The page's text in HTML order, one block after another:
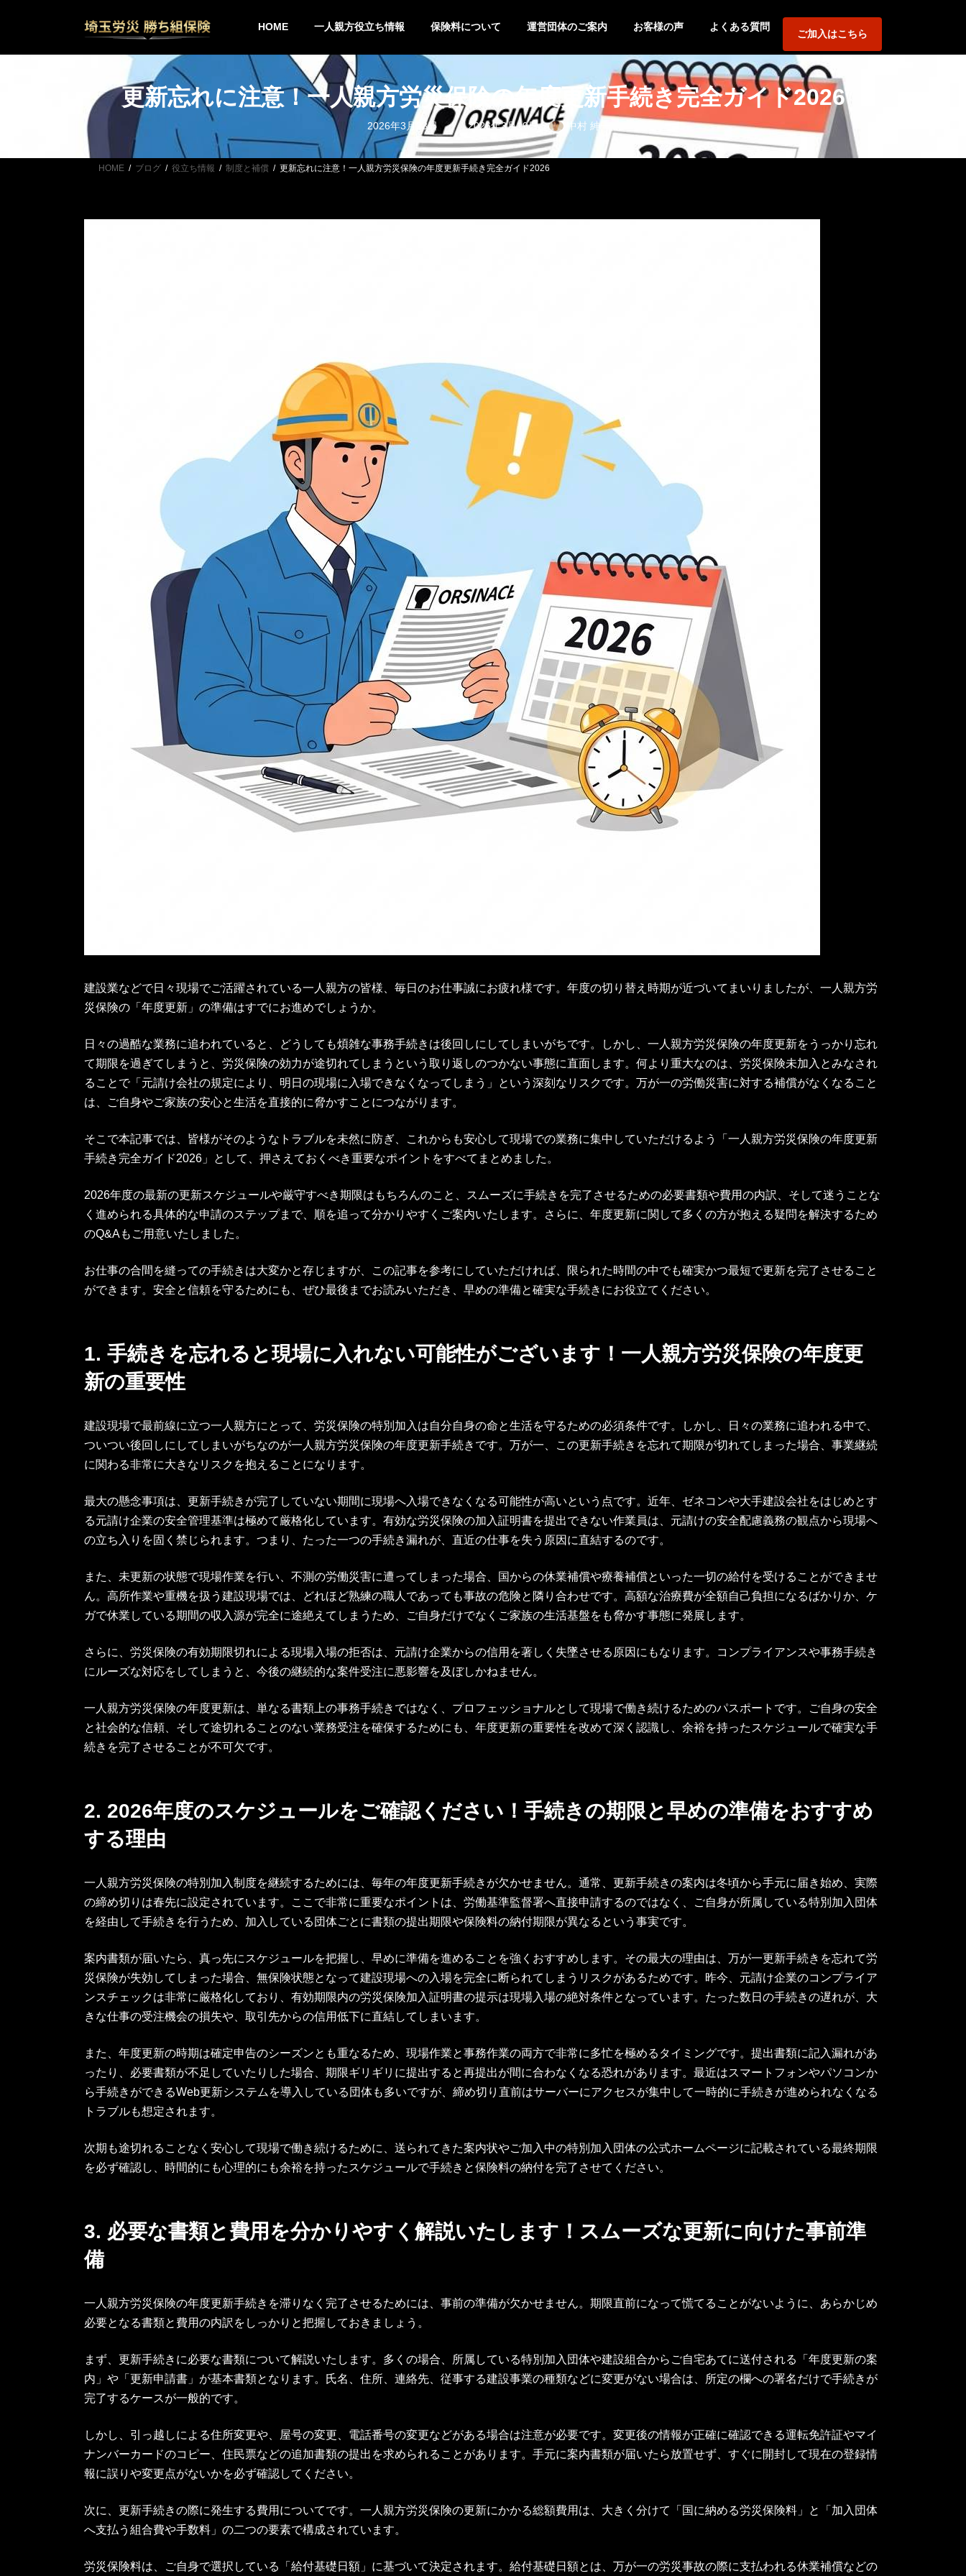
HOME 一人親方役立ち情報 保険料について 運営団体のご案内 お客様の声 よくある質問
ご加入はこちら
更新忘れに注意！一人親方労災保険の年度更新手続き完全ガイド2026
2026年3月23日
最
更
新
日
時
2026年3月19日 中村 紳一
HOME ブログ 役立ち情報 制度と補償 更新忘れに注意！一人親方労災保険の年度更新手続き完全ガイド2026
建設業などで日々現場でご活躍されている一人親方の皆様、毎日のお仕事誠にお疲れ様です。年度の切り替え時期が近づいてまいりましたが、一人親方労
災保険の「年度更新」の準備はすでにお進めでしょうか。
日々の過酷な業務に追われていると、どうしても煩雑な事務手続きは後回しにしてしまいがちです。しかし、一人親方労災保険の年度更新をうっかり忘れ
て期限を過ぎてしまうと、労災保険の効力が途切れてしまうという取り返しのつかない事態に直面します。何より重大なのは、労災保険未加入とみなされ
ることで「元請け会社の規定により、明日の現場に入場できなくなってしまう」という深刻なリスクです。万が一の労働災害に対する補償がなくなること
は、ご自身やご家族の安心と生活を直接的に脅かすことにつながります。
そこで本記事では、皆様がそのようなトラブルを未然に防ぎ、これからも安心して現場での業務に集中していただけるよう「一人親方労災保険の年度更新
手続き完全ガイド2026」として、押さえておくべき重要なポイントをすべてまとめました。
2026年度の最新の更新スケジュールや厳守すべき期限はもちろんのこと、スムーズに手続きを完了させるための必要書類や費用の内訳、そして迷うことな
く進められる具体的な申請のステップまで、順を追って分かりやすくご案内いたします。さらに、年度更新に関して多くの方が抱える疑問を解決するため
のQ&Aもご用意いたしました。
お仕事の合間を縫っての手続きは大変かと存じますが、この記事を参考にしていただければ、限られた時間の中でも確実かつ最短で更新を完了させること
ができます。安全と信頼を守るためにも、ぜひ最後までお読みいただき、早めの準備と確実な手続きにお役立てください。
1. 手続きを忘れると現場に入れない可能性がございます！一人親方労災保険の年度更
新の重要性
建設現場で最前線に立つ一人親方にとって、労災保険の特別加入は自分自身の命と生活を守るための必須条件です。しかし、日々の業務に追われる中で、
ついつい後回しにしてしまいがちなのが一人親方労災保険の年度更新手続きです。万が一、この更新手続きを忘れて期限が切れてしまった場合、事業継続
に関わる非常に大きなリスクを抱えることになります。
最大の懸念事項は、更新手続きが完了していない期間に現場へ入場できなくなる可能性が高いという点です。近年、ゼネコンや大手建設会社をはじめとす
る元請け企業の安全管理基準は極めて厳格化しています。有効な労災保険の加入証明書を提出できない作業員は、元請けの安全配慮義務の観点から現場へ
の立ち入りを固く禁じられます。つまり、たった一つの手続き漏れが、直近の仕事を失う原因に直結するのです。
また、未更新の状態で現場作業を行い、不測の労働災害に遭ってしまった場合、国からの休業補償や療養補償といった一切の給付を受けることができませ
ん。高所作業や重機を扱う建設現場では、どれほど熟練の職人であっても事故の危険と隣り合わせです。高額な治療費が全額自己負担になるばかりか、ケ
ガで休業している期間の収入源が完全に途絶えてしまうため、ご自身だけでなくご家族の生活基盤をも脅かす事態に発展します。
さらに、労災保険の有効期限切れによる現場入場の拒否は、元請け企業からの信用を著しく失墜させる原因にもなります。コンプライアンスや事務手続き
にルーズな対応をしてしまうと、今後の継続的な案件受注に悪影響を及ぼしかねません。
一人親方労災保険の年度更新は、単なる書類上の事務手続きではなく、プロフェッショナルとして現場で働き続けるためのパスポートです。ご自身の安全
と社会的な信頼、そして途切れることのない業務受注を確保するためにも、年度更新の重要性を改めて深く認識し、余裕を持ったスケジュールで確実な手
続きを完了させることが不可欠です。
2. 2026年度のスケジュールをご確認ください！手続きの期限と早めの準備をおすすめ
する理由
一人親方労災保険の特別加入制度を継続するためには、毎年の年度更新手続きが欠かせません。通常、更新手続きの案内は冬頃から手元に届き始め、実際
の締め切りは春先に設定されています。ここで非常に重要なポイントは、労働基準監督署へ直接申請するのではなく、ご自身が所属している特別加入団体
を経由して手続きを行うため、加入している団体ごとに書類の提出期限や保険料の納付期限が異なるという事実です。
案内書類が届いたら、真っ先にスケジュールを把握し、早めに準備を進めることを強くおすすめします。その最大の理由は、万が一更新手続きを忘れて労
災保険が失効してしまった場合、無保険状態となって建設現場への入場を完全に断られてしまうリスクがあるためです。昨今、元請け企業のコンプライア
ンスチェックは非常に厳格化しており、有効期限内の労災保険加入証明書の提示は現場入場の絶対条件となっています。たった数日の手続きの遅れが、大
きな仕事の受注機会の損失や、取引先からの信用低下に直結してしまいます。
また、年度更新の時期は確定申告のシーズンとも重なるため、現場作業と事務作業の両方で非常に多忙を極めるタイミングです。提出書類に記入漏れがあ
ったり、必要書類が不足していたりした場合、期限ギリギリに提出すると再提出が間に合わなくなる恐れがあります。最近はスマートフォンやパソコンか
ら手続きができるWeb更新システムを導入している団体も多いですが、締め切り直前はサーバーにアクセスが集中して一時的に手続きが進められなくなる
トラブルも想定されます。
次期も途切れることなく安心して現場で働き続けるために、送られてきた案内状やご加入中の特別加入団体の公式ホームページに記載されている最終期限
を必ず確認し、時間的にも心理的にも余裕を持ったスケジュールで手続きと保険料の納付を完了させてください。
3. 必要な書類と費用を分かりやすく解説いたします！スムーズな更新に向けた事前準
備
一人親方労災保険の年度更新手続きを滞りなく完了させるためには、事前の準備が欠かせません。期限直前になって慌てることがないように、あらかじめ
必要となる書類と費用の内訳をしっかりと把握しておきましょう。
まず、更新手続きに必要な書類について解説いたします。多くの場合、所属している特別加入団体や建設組合からご自宅あてに送付される「年度更新の案
内」や「更新申請書」が基本書類となります。氏名、住所、連絡先、従事する建設事業の種類などに変更がない場合は、所定の欄への署名だけで手続きが
完了するケースが一般的です。
しかし、引っ越しによる住所変更や、屋号の変更、電話番号の変更などがある場合は注意が必要です。変更後の情報が正確に確認できる運転免許証やマイ
ナンバーカードのコピー、住民票などの追加書類の提出を求められることがあります。手元に案内書類が届いたら放置せず、すぐに開封して現在の登録情
報に誤りや変更点がないかを必ず確認してください。
次に、更新手続きの際に発生する費用についてです。一人親方労災保険の更新にかかる総額費用は、大きく分けて「国に納める労災保険料」と「加入団体
へ支払う組合費や手数料」の二つの要素で構成されています。
労災保険料は、ご自身で選択している「給付基礎日額」に基づいて決定されます。給付基礎日額とは、万が一の労災事故の際に支払われる休業補償などの